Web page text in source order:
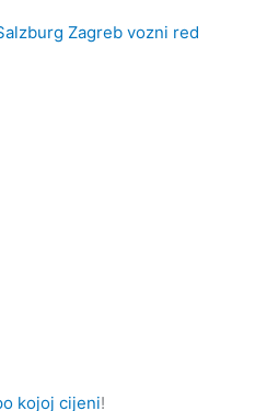
Zagreb vozni red
kojoj cijeni!